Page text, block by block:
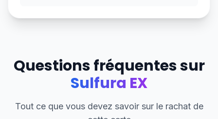
Questions fréquentes sur
Sulfura EX
Tout ce que vous devez savoir sur le rachat de